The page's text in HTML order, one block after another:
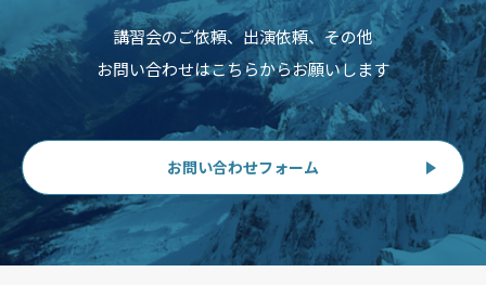
講習会のご依頼、出演依頼、その他
お問い合わせはこちらからお願いします
お問い合わせフォーム